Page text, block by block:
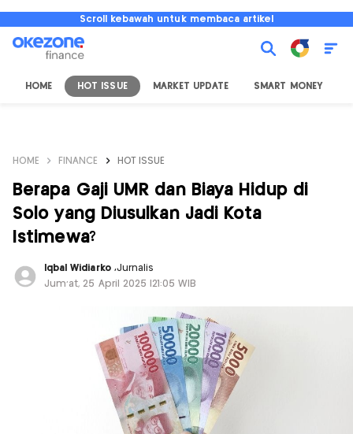
Scroll kebawah untuk membaca artikel
HOME HOT ISSUE MARKET UPDATE SMART MONEY
HOME FINANCE HOT ISSUE
Berapa Gaji UMR dan Biaya Hidup di
Solo yang Diusulkan Jadi Kota
Istimewa?
Iqbal Widiarko ,Jurnalis
Jum'at, 25 April 2025 |21:05 WIB